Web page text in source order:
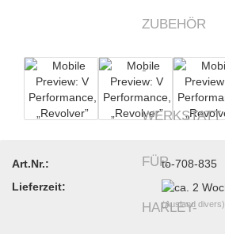
Art.Nr.:
to-708-835
Lieferzeit:
(Ausland divers)